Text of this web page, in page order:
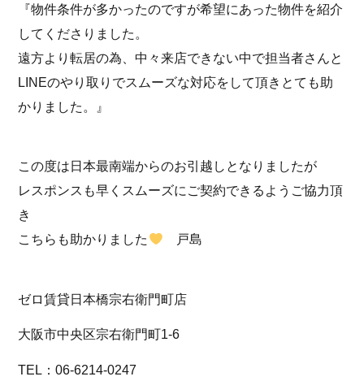
『物件条件が多かったのですが希望にあった物件を紹介
してくださりました。
遠方より転居の為、中々来店できない中で担当者さんと
LINEのやり取りでスムーズな対応をして頂きとても助
かりました。』
この度は日本最南端からのお引越しとなりましたが
レスポンスも早くスムーズにご契約できるようご協力頂
き
こちらも助かりました
戸島
ゼロ賃貸日本橋宗右衛門町店
大阪市中央区宗右衛門町1-6
TEL：06-6214-0247